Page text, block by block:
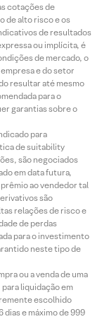
cotações de
de alto risco e os
de resultados
ou implícita, é
de mercado, o
e do setor
resultar até mesmo
para o
garantias sobre o
para
de suitability
são negociados
em data futura,
ao vendedor tal
são
relações de risco e
de perdas
para o investimento
neste tipo de
ou a venda de uma
liquidação em
escolhido
e máximo de 999